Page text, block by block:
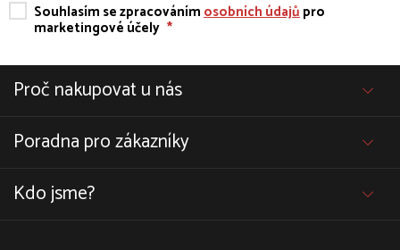
Souhlasím se zpracovánímosobních údajůpro
marketingové účely *
Proč nakupovat u nás
Poradna pro zákazníky
Kdo jsme?